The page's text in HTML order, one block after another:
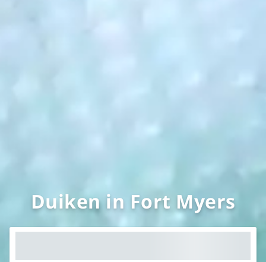
Duiken in Fort Myers